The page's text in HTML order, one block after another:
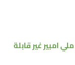
ملي امبيرغير قابلة